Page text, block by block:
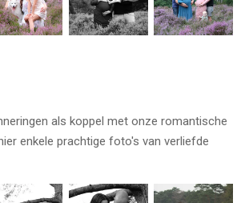
als koppel met onze romantische
enkele prachtige foto's van verliefde